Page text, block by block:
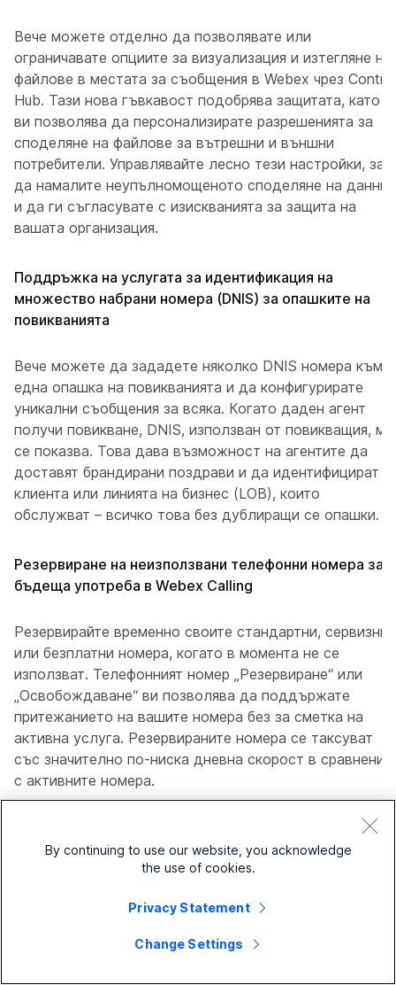
Вече можете отделно да позволявате или
ограничавате опциите за визуализация и изтегляне на
файлове в местата за съобщения в Webex чрез Control
Hub. Тази нова гъвкавост подобрява защитата, като
ви позволява да персонализирате разрешенията за
споделяне на файлове за вътрешни и външни
потребители. Управлявайте лесно тези настройки, за
да намалите неупълномощеното споделяне на данни
и да ги съгласувате с изискванията за защита на
вашата организация.
Поддръжка на услугата за идентификация на
множество набрани номера (DNIS) за опашките на
повикванията
Вече можете да зададете няколко DNIS номера към
една опашка на повикванията и да конфигурирате
уникални съобщения за всяка. Когато даден агент
получи повикване, DNIS, използван от повикващия, му
се показва. Това дава възможност на агентите да
доставят брандирани поздрави и да идентифицират
клиента или линията на бизнес (LOB), които
обслужват – всичко това без дублиращи се опашки.
Резервиране на неизползвани телефонни номера за
бъдеща употреба в Webex Calling
Резервирайте временно своите стандартни, сервизни
или безплатни номера, когато в момента не се
използват. Телефонният номер „Резервиране“ или
„Освобождаване“ ви позволява да поддържате
притежанието на вашите номера без за сметка на
активна услуга. Резервираните номера се таксуват
със значително по-ниска дневна скорост в сравнение
с активните номера.
Местоположения с план за повиквания за Cisco
За нови клиенти на план за повиквания на
подразбиране във вашия абонамент.
За съществуващи клиенти добавете тази
By continuing to use our website, you acknowledge
the use of cookies.
Privacy Statement
Change Settings